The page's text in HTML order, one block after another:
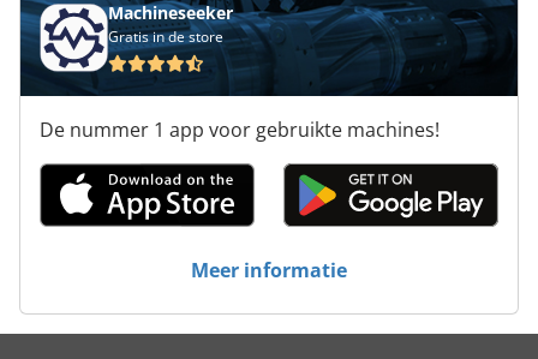
Machineseeker
Gratis in de store
De nummer 1 app voor gebruikte machines!
Meer informatie